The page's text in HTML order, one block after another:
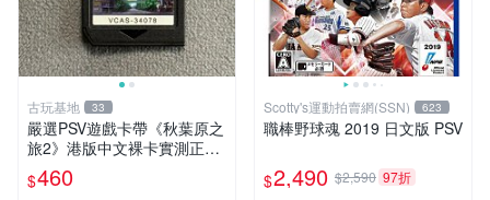
古玩基地 33
嚴選PSV遊戲卡帶《秋葉原之
旅2》港版中文裸卡實測正
常，專機遊戲只可在SONY P
SV上運行 卡帶 psv 港版
$460
Scotty's運動拍賣網(SSN) 623
職棒野球魂 2019 日文版 PSV
$2,490 $2,590 97折